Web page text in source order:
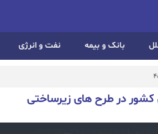
بانک و بیمه نفت و انرژی
در طرح های زیرساختی